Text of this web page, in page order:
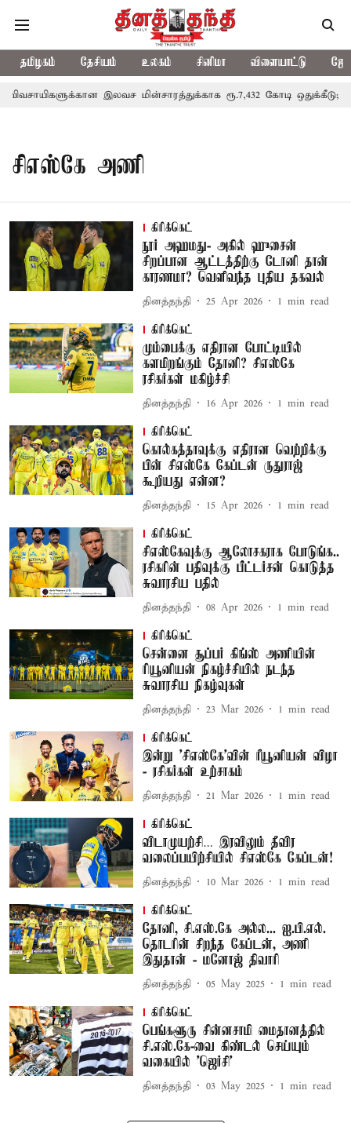
தமிழகம் தேசியம் உலகம் சினிமா விளையாட்டு
இலவச மின்சாரத்துக்காக ரூ.7,432 கோடி ஒதுக்கீடு;
சிஎஸ்கே அணி
கிரிக்கெட்
நூர் அஹமது- அகில் ஹுசைன்
சிறப்பான ஆட்டத்திற்கு டோனி தான்
காரணமா? வெளிவந்த புதிய தகவல்
தினத்தந்தி 25 Apr 2026 1 min read
கிரிக்கெட்
மும்பைக்கு எதிரான போட்டியில்
களமிறங்கும் தோனி? சிஎஸ்கே
ரசிகர்கள் மகிழ்ச்சி
தினத்தந்தி 16 Apr 2026 1 min read
கிரிக்கெட்
கொல்கத்தாவுக்கு எதிரான வெற்றிக்கு
பின் சிஎஸ்கே கேப்டன் ருதுராஜ்
கூறியது என்ன?
தினத்தந்தி 15 Apr 2026 1 min read
கிரிக்கெட்
சிஎஸ்கேவுக்கு ஆலோசகராக போடுங்க..
ரசிகரின் பதிவுக்கு பீட்டர்சன் கொடுத்த
சுவாரசிய பதில்
தினத்தந்தி 08 Apr 2026 1 min read
கிரிக்கெட்
சென்னை சூப்பர் கிங்ஸ் அணியின்
ரியூனியன் நிகழ்ச்சியில் நடந்த
சுவாரசிய நிகழ்வுகள்
தினத்தந்தி 23 Mar 2026 1 min read
கிரிக்கெட்
இன்று 'சிஎஸ்கே'வின் ரீயூனியன் விழா
- ரசிகர்கள் உற்சாகம்
தினத்தந்தி 21 Mar 2026 1 min read
கிரிக்கெட்
விடாமுயற்சி… இரவிலும் தீவிர
வலைப்பயிற்சியில் சிஎஸ்கே கேப்டன்!
தினத்தந்தி 10 Mar 2026 1 min read
கிரிக்கெட்
தோனி, சி.எஸ்.கே அல்ல... ஐ.பி.எல்.
தொடரின் சிறந்த கேப்டன், அணி
இதுதான் - மனோஜ் திவாரி
தினத்தந்தி 05 May 2025 1 min read
கிரிக்கெட்
பெங்களூரு சின்னசாமி மைதானத்தில்
சி.எஸ்.கே-வை கிண்டல் செய்யும்
வகையில் 'ஜெர்சி'
தினத்தந்தி 03 May 2025 1 min read